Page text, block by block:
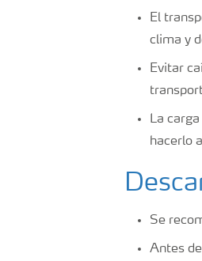
El
clima y
Evitar
La
hacerlo
Se
Antes